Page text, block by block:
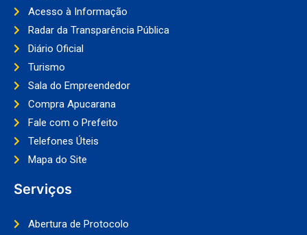
Acesso à Informação
Radar da Transparência Pública
Diário Oficial
Turismo
Sala do Empreendedor
Compra Apucarana
Fale com o Prefeito
Telefones Úteis
Mapa do Site
Serviços
Abertura de Protocolo